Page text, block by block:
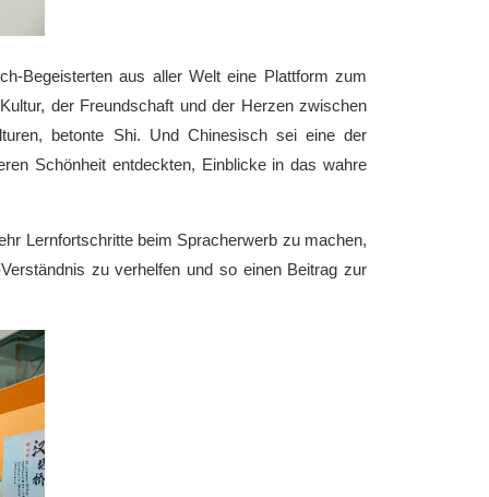
Begeisterten aus aller Welt eine Plattform zum
der Freundschaft und der Herzen zwischen
betonte Shi. Und Chinesisch sei eine der
Schönheit entdeckten, Einblicke in das wahre
Lernfortschritte beim Spracherwerb zu machen,
zu verhelfen und so einen Beitrag zur